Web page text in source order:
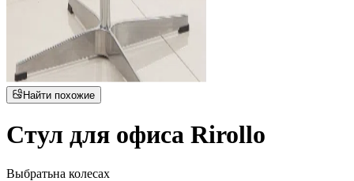
Найти похожие
Стул для офиса Rirollo
Выбратьна колесах